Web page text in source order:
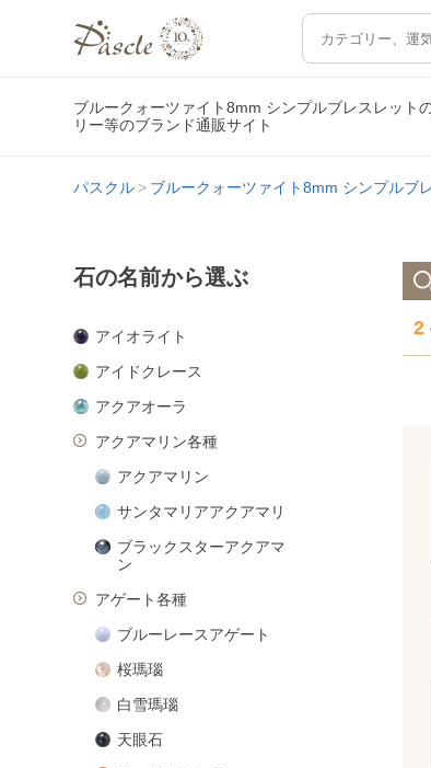
ブルークォーツァイト8mm シンプルブレスレット
リー等のブランド通販サイト
パスクル ブルークォーツァイト8mm シンプルブ
石の名前から選ぶ
アイオライト
アイドクレース
アクアオーラ
アクアマリン各種
アクアマリン
サンタマリアアクアマリン
ブラックスターアクアマリ
ン
アゲート各種
ブルーレースアゲート
桜瑪瑙
白雪瑪瑙
天眼石
2